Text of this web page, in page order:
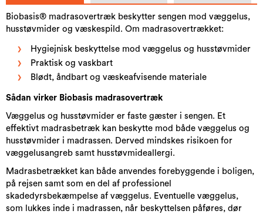
Biobasis® madrasovertræk beskytter sengen mod væggelus,
husstøvmider og væskespild. Om madrasovertrækket:
Hygiejnisk beskyttelse mod væggelus og husstøvmider
Praktisk og vaskbart
Blødt, åndbart og væskeafvisende materiale
Sådan virker Biobasis madrasovertræk​
Væggelus og husstøvmider er faste gæster i sengen. Et
effektivt madrasbetræk kan beskytte mod både væggelus og
husstøvmider i madrassen. Derved mindskes risikoen for
væggelusangreb samt husstøvmideallergi.
Madrasbetrækket kan både anvendes forebyggende i boligen,
på rejsen samt som en del af professionel
skadedyrsbekæmpelse af væggelus. Eventuelle væggelus,
som lukkes inde i madrassen, når beskyttelsen påføres, dør